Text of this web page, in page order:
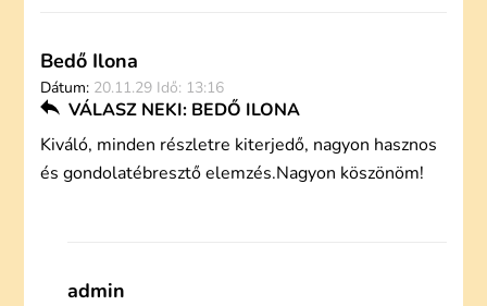
Bedő Ilona
Dátum: 20.11.29 Idő: 13:16
VÁLASZ NEKI: BEDŐ ILONA
Kiváló, minden részletre kiterjedő, nagyon hasznos
és gondolatébresztő elemzés.Nagyon köszönöm!
admin